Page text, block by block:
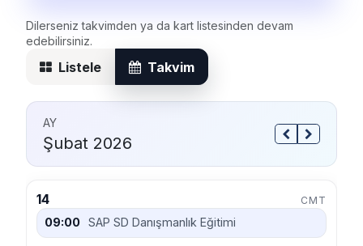
Dilerseniz takvimden ya da kart listesinden devam
edebilirsiniz.
Listele Takvim
AY
Şubat 2026
14 CMT
09:00 SAP SD Danışmanlık Eğitimi